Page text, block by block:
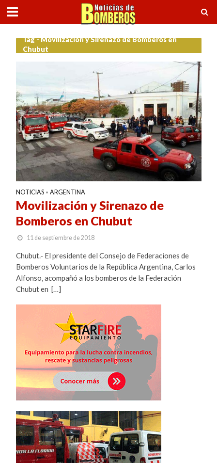
Tag - Movilización y Sirenazo de Bomberos en
Chubut
NOTICIAS • ARGENTINA
Movilización y Sirenazo de
Bomberos en Chubut
11 de septiembre de 2018
Chubut.- El presidente del Consejo de Federaciones de
Bomberos Voluntarios de la República Argentina, Carlos
Alfonso, acompañó a los bomberos de la Federación
Chubut en […]